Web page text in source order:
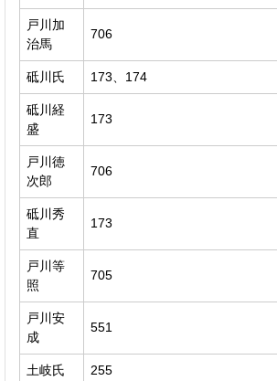
戸川加
治馬
706
砥川氏 173、174
砥川経
盛
173
戸川徳
次郎
706
砥川秀
直
173
戸川等
照
705
戸川安
成
551
土岐氏 255